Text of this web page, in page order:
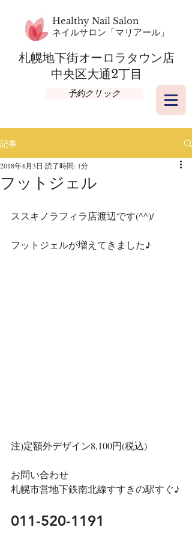
Healthy Nail Salon
​ネイルサロン「マリアール」
札幌地下街オーロラタウン店​
​中央区大通2丁目
予約クリック
記事
フットジェル
2018年4月3日 読了時間: 1分
ススキノラフィラ店渡辺です(^^)/
フットジェルが増えてきました♪
注)定額外デザイン8,100円(税込)
お問い合わせ
札幌市営地下鉄南北線すすきの駅すぐ♪
011-520-1191